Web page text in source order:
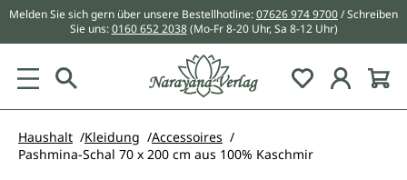
springen
Melden Sie sich gern über unsere Bestellhotline:07626 974 9700/ Schreiben
Sie uns:0160 652 2038 (Mo-Fr 8-20 Uhr, Sa 8-12 Uhr)
Du hast 0
Haushalt Kleidung
Accessoires
Pashmina-Schal 70 x 200 cm aus 100% Kaschmir